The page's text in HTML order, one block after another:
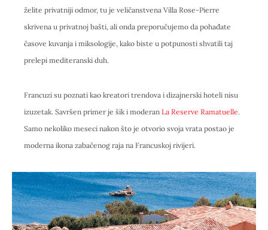
želite privatniji odmor, tu je veličanstvena Villa Rose-Pierre
skrivena u privatnoj bašti, ali onda preporučujemo da pohađate
časove kuvanja i miksologije, kako biste u potpunosti shvatili taj
prelepi mediteranski duh.
Francuzi su poznati kao kreatori trendova i dizajnerski hoteli nisu
izuzetak. Savršen primer je šik i moderan La Reserve Ramatuelle.
Samo nekoliko meseci nakon što je otvorio svoja vrata postao je
moderna ikona zabačenog raja na Francuskoj rivijeri.